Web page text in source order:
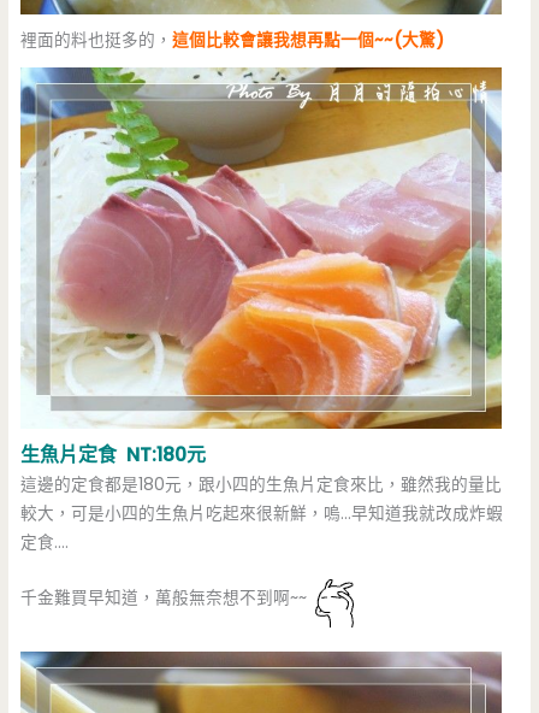
裡面的料也挺多的，這個比較會讓我想再點一個~~(大驚)
生魚片定食 NT:180元
這邊的定食都是180元，跟小四的生魚片定食來比，雖然我的量比
較大，可是小四的生魚片吃起來很新鮮，嗚…早知道我就改成炸蝦
定食….
千金難買早知道，萬般無奈想不到啊~~